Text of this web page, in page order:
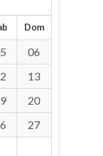
Dom
06
13
20
27